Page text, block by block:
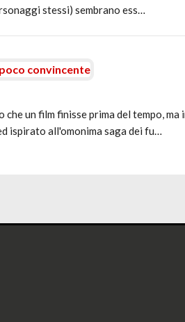
stessi) sembrano ess…
convincente
che un film finisse prima del tempo,
ispirato all'omonima saga dei fu…